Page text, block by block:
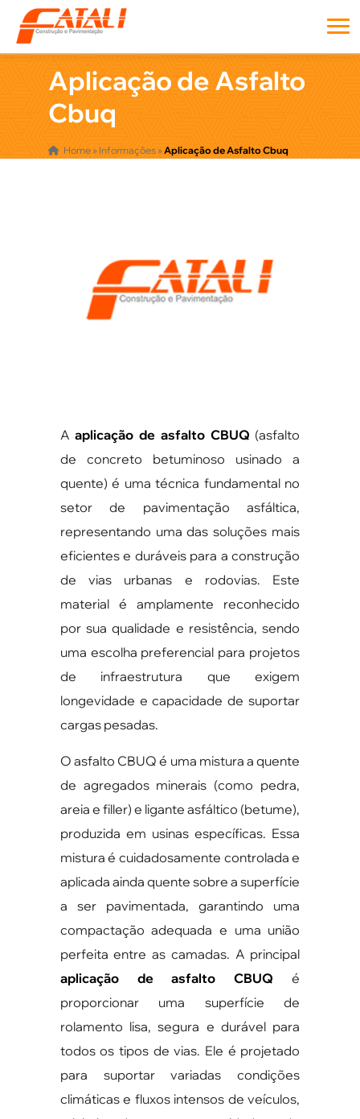
Aplicação de Asfalto
Cbuq
Home» Informações »Aplicação de Asfalto Cbuq
Aaplicação de asfalto CBUQ (asfalto
de concreto betuminoso usinado a
quente) é uma técnica fundamental no
setor de pavimentação asfáltica,
representando uma das soluções mais
eficientes e duráveis para a construção
de vias urbanas e rodovias. Este
material é amplamente reconhecido
por sua qualidade e resistência, sendo
uma escolha preferencial para projetos
de infraestrutura que exigem
longevidade e capacidade de suportar
cargas pesadas.
O asfalto CBUQ é uma mistura a quente
de agregados minerais (como pedra,
areia e filler) e ligante asfáltico (betume),
produzida em usinas específicas. Essa
mistura é cuidadosamente controlada e
aplicada ainda quente sobre a superfície
a ser pavimentada, garantindo uma
compactação adequada e uma união
perfeita entre as camadas. A principal
aplicação de asfalto CBUQ é
proporcionar uma superfície de
rolamento lisa, segura e durável para
todos os tipos de vias. Ele é projetado
para suportar variadas condições
climáticas e fluxos intensos de veículos,